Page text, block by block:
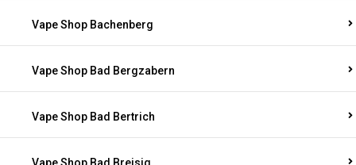
Vape Shop Bachenberg
Vape Shop Bad Bergzabern
Vape Shop Bad Bertrich